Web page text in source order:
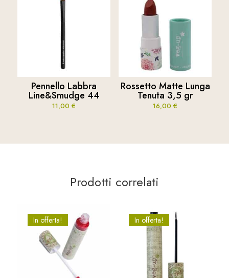
Pennello Labbra
Line&Smudge 44
11,00 €
Rossetto Matte Lunga
Tenuta 3,5 gr
16,00 €
Prodotti correlati
In offerta! In offerta!